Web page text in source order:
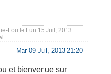
Lou le Lun 15 Juil, 2013
Mar 09 Juil, 2013 21:20
et bienvenue sur